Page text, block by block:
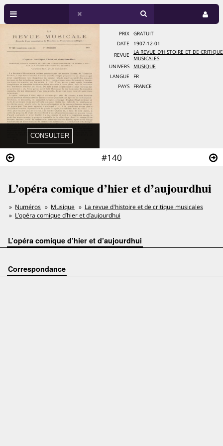
#140
PRIX
GRATUIT
DATE
1907-12-01
REVUE
LA REVUE D'HISTOIRE ET DE CRITIQUE
MUSICALES
UNIVERS
MUSIQUE
LANGUE
FR
PAYS
FRANCE
L’opéra comique d’hier et d’aujourdhui
Numéros Musique
La revue d'histoire et de critique musicales
L’opéra comique d’hier et d’aujourdhui
L’opéra comique d’hier et d’aujourdhui
Correspondance